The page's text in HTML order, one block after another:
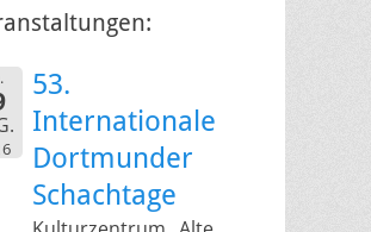
53.
Internationale
Dortmunder
Schachtage